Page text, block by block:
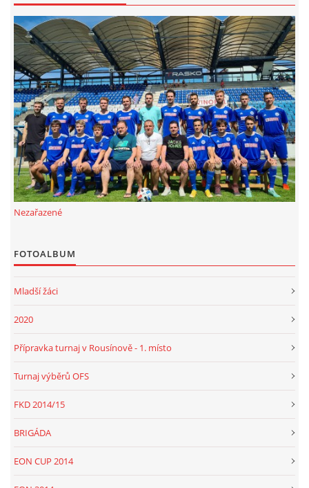
ARCHÍV
DOTACE
FKD, z.s.
Drnovice 704
68304 Drnovice
ičo 27005305
č.ú. 3227086359 / 0800
© 2026 eStránky.cz |RSS
Nezařazené
FOTOALBUM
Mladší žáci
2020
Přípravka turnaj v Rousínově - 1. místo
Turnaj výběrů OFS
FKD 2014/15
BRIGÁDA
EON CUP 2014